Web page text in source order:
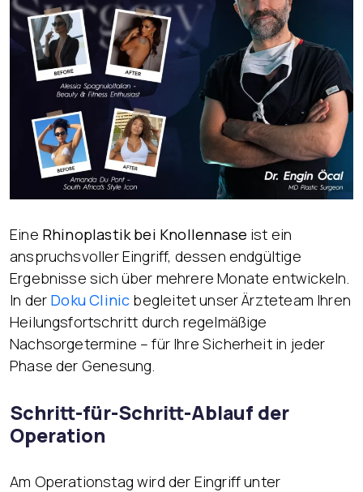
Eine Rhinoplastik bei Knollennase ist ein
anspruchsvoller Eingriff, dessen endgültige
Ergebnisse sich über mehrere Monate entwickeln.
In der Doku Clinic begleitet unser Ärzteteam Ihren
Heilungsfortschritt durch regelmäßige
Nachsorgetermine – für Ihre Sicherheit in jeder
Phase der Genesung.
Schritt-für-Schritt-Ablauf der
Operation
Am Operationstag wird der Eingriff unter